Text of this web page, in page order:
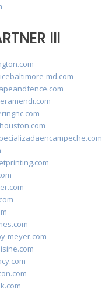
III
md.com
meyer.com